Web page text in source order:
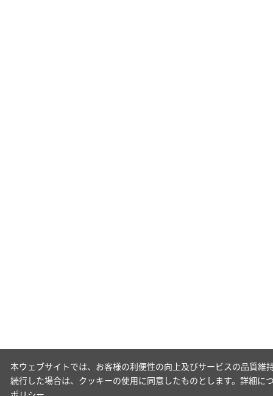
本ウェブサイトでは、お客様の利便性の向上及びサービスの品質
続行した場合は、クッキーの使用に同意したものとします。詳細